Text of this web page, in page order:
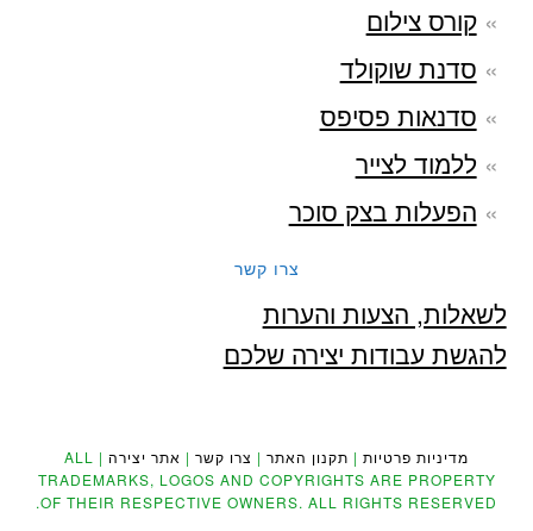
קורס צילום
סדנת שוקולד
סדנאות פסיפס
ללמוד לצייר
הפעלות בצק סוכר
צרו קשר
לשאלות, הצעות והערות
להגשת עבודות יצירה שלכם
מדיניות פרטיות | תקנון האתר | צרו קשר | אתר יצירה
| ALL
TRADEMARKS, LOGOS AND COPYRIGHTS ARE PROPERTY
OF THEIR RESPECTIVE OWNERS. ALL RIGHTS RESERVED.